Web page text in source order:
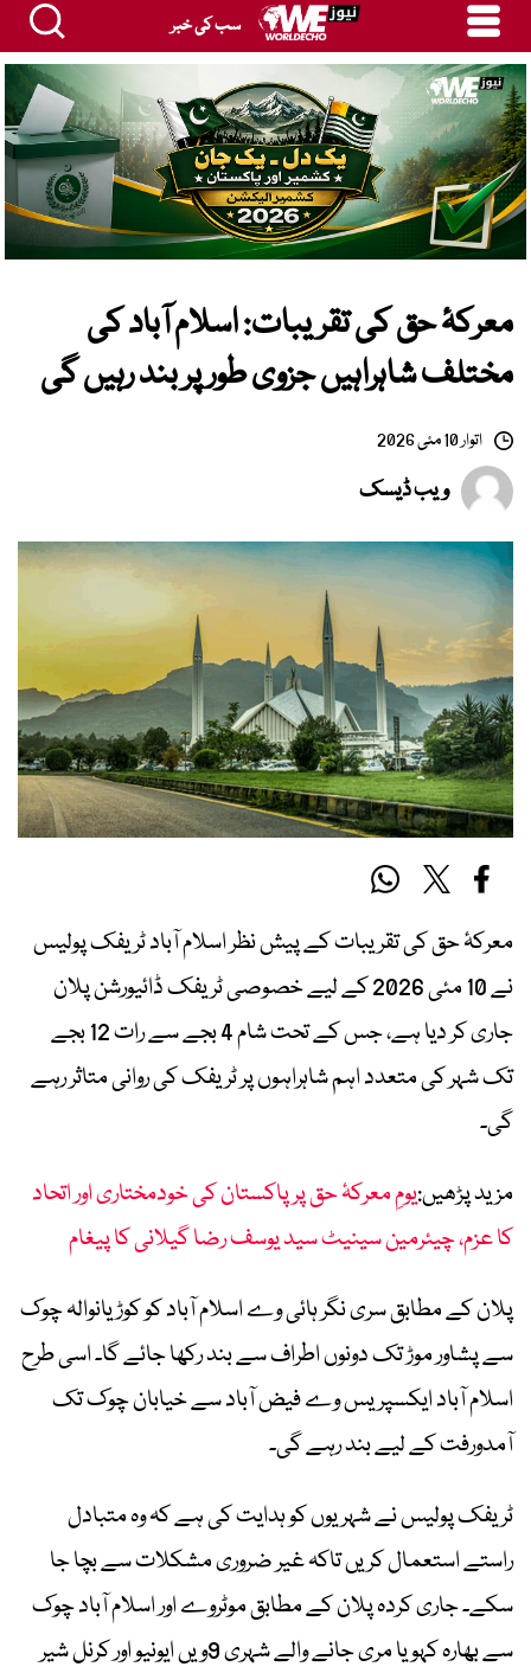
سب کی خبر
معرکۂ حق کی تقریبات: اسلام آباد کی
مختلف شاہراہیں جزوی طور پر بند رہیں گی
اتوار 10 مئی 2026
ویب ڈیسک
معرکۂ حق کی تقریبات کے پیش نظر اسلام آباد ٹریفک پولیس
نے 10 مئی 2026 کے لیے خصوصی ٹریفک ڈائیورشن پلان
جاری کر دیا ہے، جس کے تحت شام 4 بجے سے رات 12 بجے
تک شہر کی متعدد اہم شاہراہوں پر ٹریفک کی روانی متاثر رہے
گی۔
مزید پڑھیں:یومِ معرکۂ حق پر پاکستان کی خودمختاری اور اتحاد
کا عزم، چیئرمین سینیٹ سید یوسف رضا گیلانی کا پیغام
پلان کے مطابق سری نگر ہائی وے اسلام آباد کو کوڑیانوالہ چوک
سے پشاور موڑ تک دونوں اطراف سے بند رکھا جائے گا۔ اسی طرح
اسلام آباد ایکسپریس وے فیض آباد سے خیابان چوک تک
آمدورفت کے لیے بند رہے گی۔
ٹریفک پولیس نے شہریوں کو ہدایت کی ہے کہ وہ متبادل
راستے استعمال کریں تاکہ غیر ضروری مشکلات سے بچا جا
سکے۔ جاری کردہ پلان کے مطابق موٹروے اور اسلام آباد چوک
سے بھارہ کہو یا مری جانے والے شہری 9ویں ایونیو اور کرنل شیر